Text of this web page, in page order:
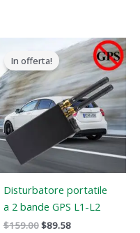
In offerta!
Disturbatore portatile
a 2 bande GPS L1-L2
$159.00
prezzo
originale
era:
$159.00.
$89.58
Il
prezzo
attuale
è:
$89.58.